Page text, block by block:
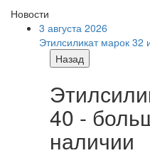
Новости
3 августа 2026
Этилсиликат марок
Назад
40 -
наличии